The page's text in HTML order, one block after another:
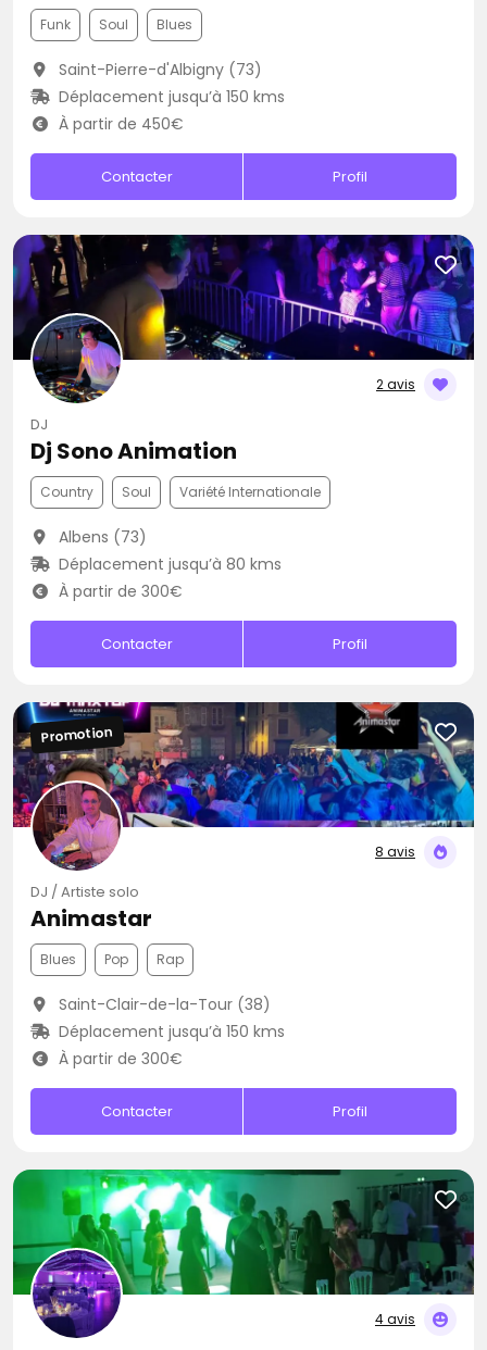
Funk Soul Blues
Saint-Pierre-d'Albigny (73)
Déplacement jusqu’à 150 kms
À partir de 450€
Contacter Profil
2 avis
DJ
Dj Sono Animation
Country Soul Variété Internationale
Albens (73)
Déplacement jusqu’à 80 kms
À partir de 300€
Contacter Profil
8 avis
Promotion
DJ / Artiste solo
Animastar
Blues Pop Rap
Saint-Clair-de-la-Tour (38)
Déplacement jusqu’à 150 kms
À partir de 300€
Contacter Profil
4 avis